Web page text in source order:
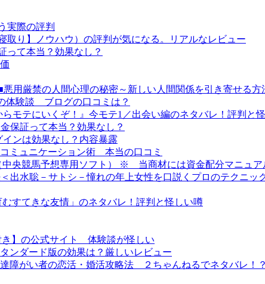
実際の評判
取り】ノウハウ）の評判が気になる。リアルなレビュー
って本当？効果なし？
悪用厳禁の人間心理の秘密～新しい人間関係を引き寄せる
体験談 ブログの口コミは？
モテにいくぞ！』今モテ1／出会い編のネタバレ！評判と
保証って本当？効果なし？
ンは効果なし？内容暴露
ミュニケーション術 本当の口コミ
競馬予想専用ソフト） ※ 当商材には資金配分マニュア
出水聡－サトシ－憧れの年上女性を口説くプロのテクニッ
すてきな友情」のネタバレ！評判と怪しい噂
き】の公式サイト 体験談が怪しい
ンダード版の効果は？厳しいレビュー
障がい者の恋活・婚活攻略法 ２ちゃんねるでネタバレ！？